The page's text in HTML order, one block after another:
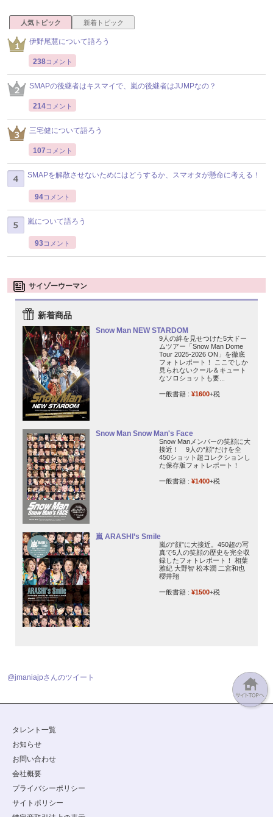
人気トピック 新着トピック
伊野尾慧について語ろう
238コメント
SMAPの後継者はキスマイで、嵐の後継者はJUMPなの？
214コメント
三宅健について語ろう
107 コメント
SMAPを解散させないためにはどうするか、スマオタが懸命に考える！
94コメント
嵐について語ろう
93コメント
サイゾーウーマン
新着商品
Snow Man NEW STARDOM
9人の絆を見せつけた5大ドー
ムツアー「Snow Man Dome
Tour 2025-2026 ON」を徹底
フォトレポート！ ここでしか
見られないクール＆キュート
なソロショットも要...
一般書籍 : ¥1600+税
Snow Man Snow Man's Face
Snow Manメンバーの笑顔に大
接近！ 9人の“顔”だけを全
450ショット超コレクションし
た保存版フォトレポート！
一般書籍 : ¥1400+税
嵐 ARASHI’s Smile
嵐の“顔”に大接近。450超の写
真で5人の笑顔の歴史を完全収
録したフォトレポート！ 相葉
雅紀 大野智 松本潤 二宮和也
櫻井翔
一般書籍 : ¥1500+税
@jmaniajpさんのツイート
タレント一覧
お知らせ
お問い合わせ
会社概要
プライバシーポリシー
サイトポリシー